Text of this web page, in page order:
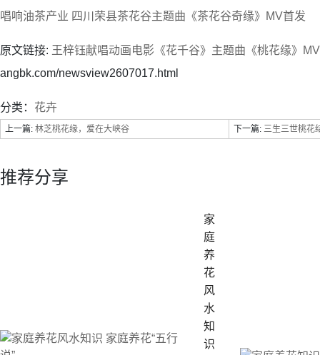
唱响油茶产业 四川荣县茶花谷主题曲《茶花谷奇缘》MV首发
原文链接: 王梓钰献唱动画电影《花千谷》主题曲《桃花缘》
angbk.com/newsview2607017.html
分类： 花卉
上一篇: 林芝桃花缘，爱在大峡谷 下一篇: 三生三世桃花
推荐分享
家
庭
养
花
风
水
知
识